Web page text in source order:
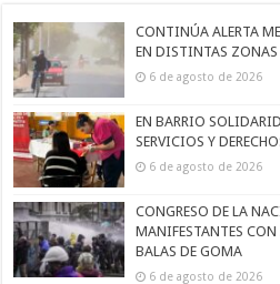
CONTINÚA ALERTA
EN DISTINTAS
6 de agosto de 2026
EN BARRIO
SERVICIOS Y
6 de agosto de 2026
CONGRESO DE LA
MANIFESTANTES
BALAS DE GOMA
6 de agosto de 2026